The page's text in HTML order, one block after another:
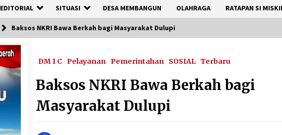
EDITORIAL SITUASI DESA MEMBANGUN OLAHRAGA RATAPAN SI
Baksos NKRI Bawa Berkah bagi Masyarakat Dulupi
DM 1 C Pelayanan Pemerintahan SOSIAL Terbaru
Baksos NKRI Bawa Berkah bagi
Masyarakat Dulupi